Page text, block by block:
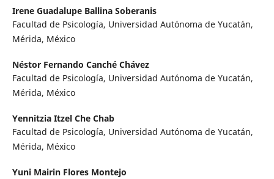
Irene Guadalupe Ballina Soberanis
Facultad de Psicología, Universidad Autónoma de Yucatán,
Mérida, México
Néstor Fernando Canché Chávez
Facultad de Psicología, Universidad Autónoma de Yucatán,
Mérida, México
Yennitzia Itzel Che Chab
Facultad de Psicología, Universidad Autónoma de Yucatán,
Mérida, México
Yuni Mairin Flores Montejo